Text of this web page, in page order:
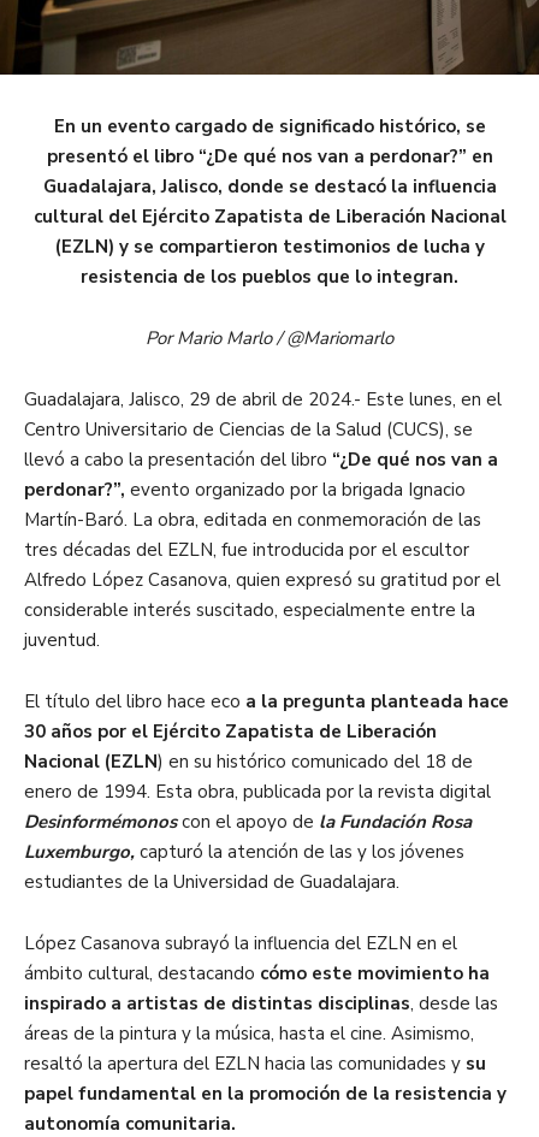
En un evento cargado de significado histórico, se
presentó el libro “¿De qué nos van a perdonar?” en
Guadalajara, Jalisco, donde se destacó la influencia
cultural del Ejército Zapatista de Liberación Nacional
(EZLN) y se compartieron testimonios de lucha y
resistencia de los pueblos que lo integran.
Por Mario Marlo / @Mariomarlo
Guadalajara, Jalisco, 29 de abril de 2024.- Este lunes, en el
Centro Universitario de Ciencias de la Salud (CUCS), se
llevó a cabo la presentación del libro “¿De qué nos van a
perdonar?”, evento organizado por la brigada Ignacio
Martín-Baró. La obra, editada en conmemoración de las
tres décadas del EZLN, fue introducida por el escultor
Alfredo López Casanova, quien expresó su gratitud por el
considerable interés suscitado, especialmente entre la
juventud.
El título del libro hace eco a la pregunta planteada hace
30 años por el Ejército Zapatista de Liberación
Nacional (EZLN) en su histórico comunicado del 18 de
enero de 1994. Esta obra, publicada por la revista digital
Desinformémonoscon el apoyo de la Fundación Rosa
Luxemburgo, capturó la atención de las y los jóvenes
estudiantes de la Universidad de Guadalajara.
López Casanova subrayó la influencia del EZLN en el
ámbito cultural, destacando cómo este movimiento ha
inspirado a artistas de distintas disciplinas, desde las
áreas de la pintura y la música, hasta el cine. Asimismo,
resaltó la apertura del EZLN hacia las comunidades y su
papel fundamental en la promoción de la resistencia y
autonomía comunitaria.